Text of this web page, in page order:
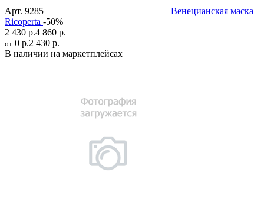
Арт. 9285
Венецианская маска
Ricoperta -50%
2 430 р.4 860 р.
от 0 р.2 430 р.
В наличии на маркетплейсах